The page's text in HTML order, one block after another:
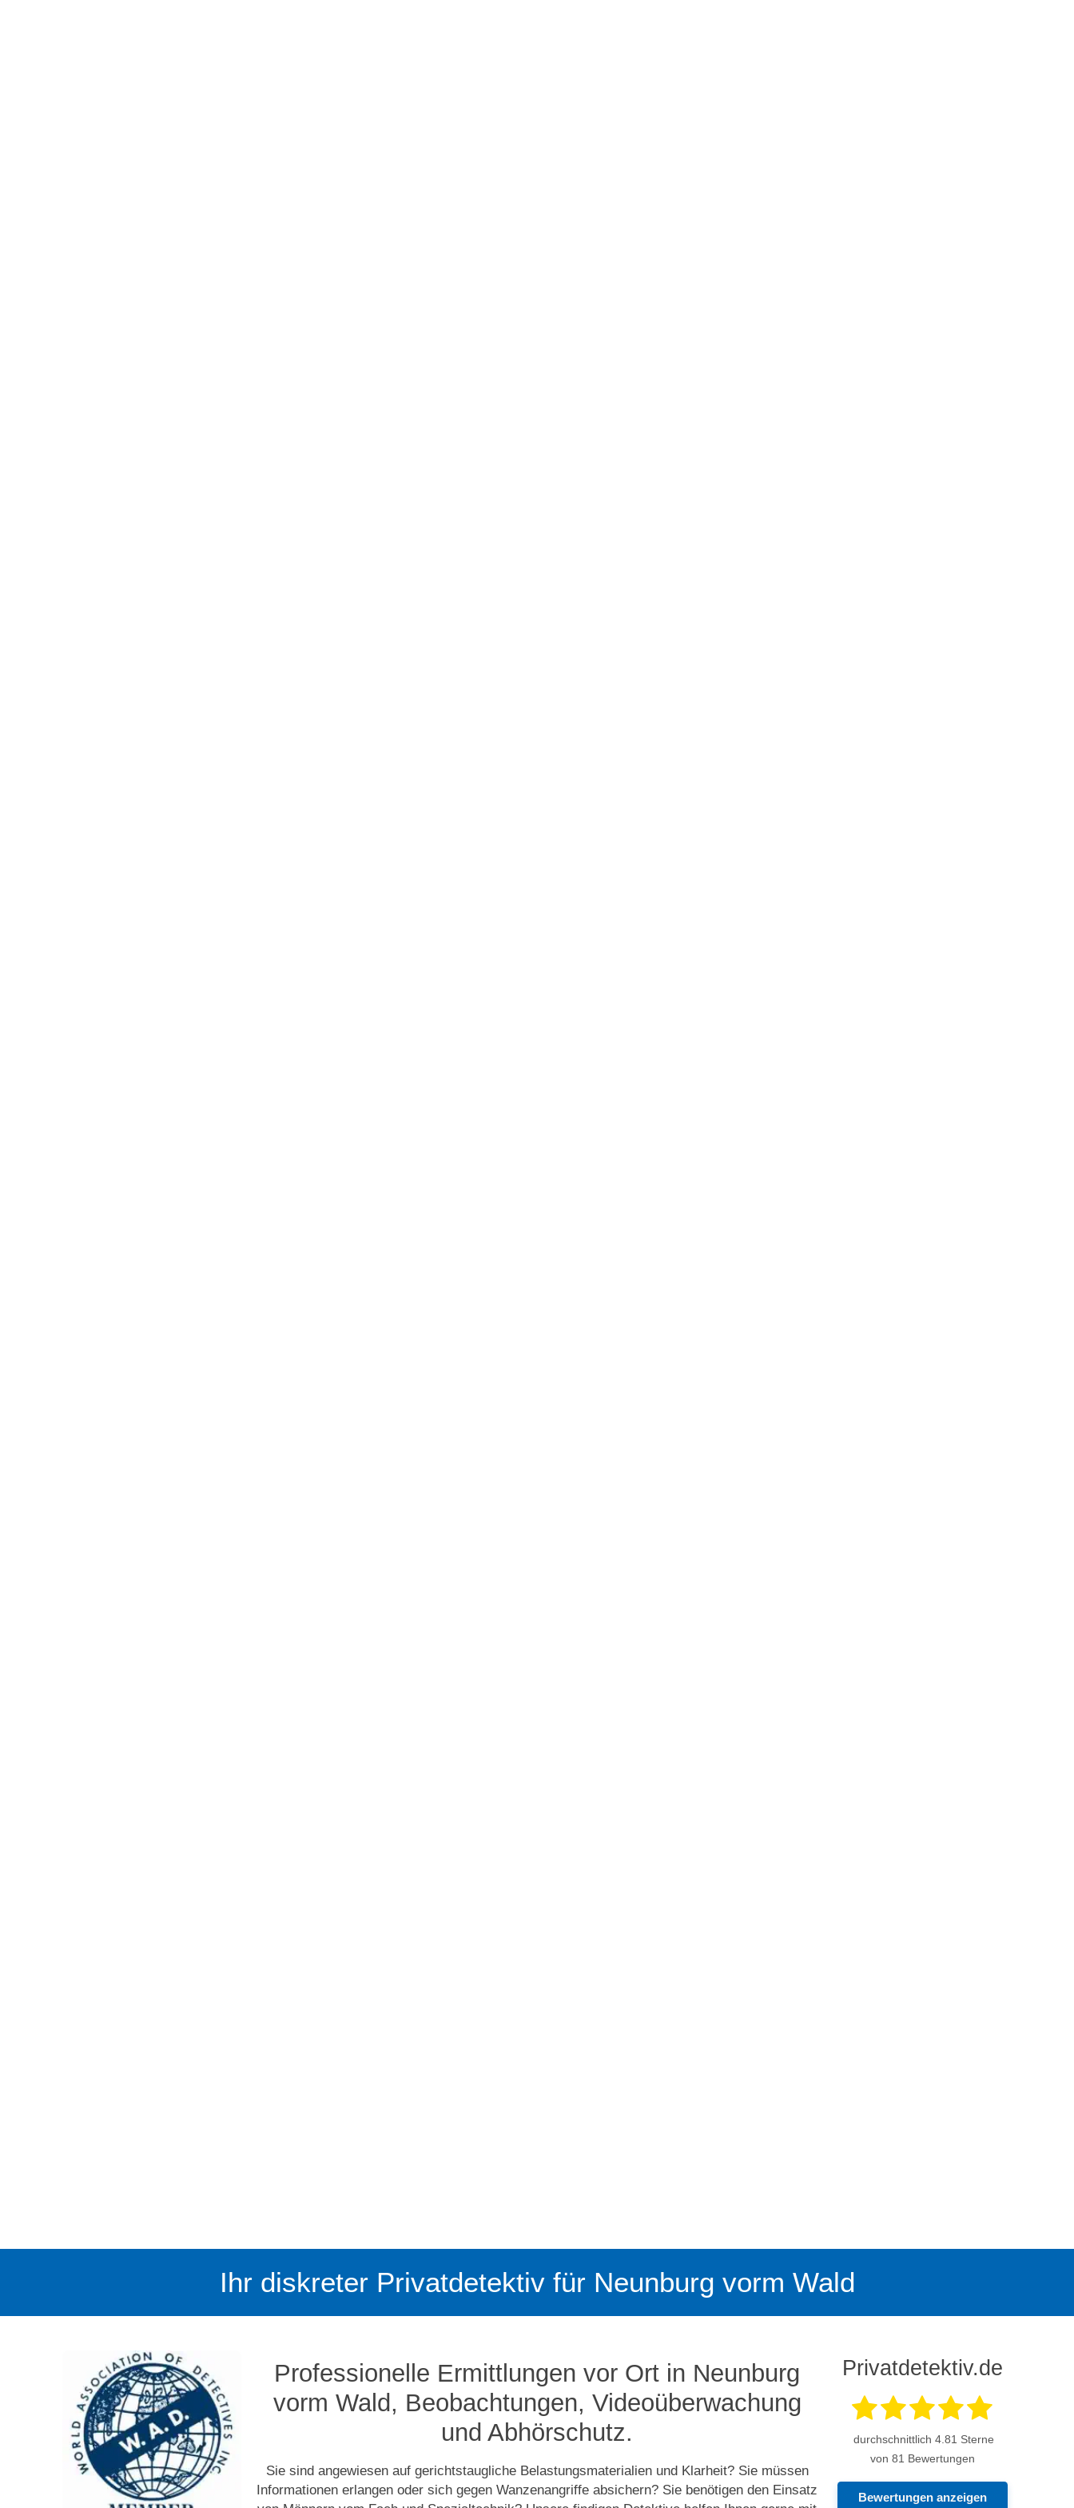
Ihr diskreter Privatdetektiv für Neunburg vorm Wald
Professionelle Ermittlungen vor Ort in Neunburg
vorm Wald, Beobachtungen, Video­­überwachung
und Abhörschutz.
Sie sind angewiesen auf gerichtstaugliche Belastungsmaterialien und Klarheit? Sie müssen
Informationen erlangen oder sich gegen Wanzenangriffe absichern? Sie benötigen den Einsatz
Privatdetektiv.de
durchschnittlich4.81 Sterne
von 81 Bewertungen
Bewertungen anzeigen